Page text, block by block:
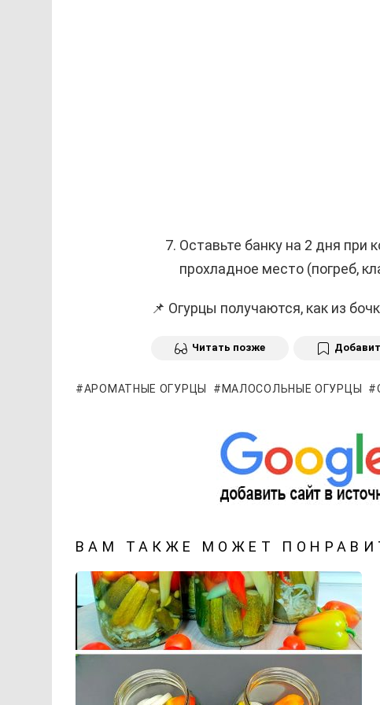
Оставьте банку на 2 дня при
прохладное место (погреб,
📌 Огурцы получаются, как из
Читать позже
АРОМАТНЫЕ ОГУРЦЫ МАЛОСОЛЬНЫЕ ОГУРЦЫ
ВАМ ТАКЖЕ МОЖЕТ